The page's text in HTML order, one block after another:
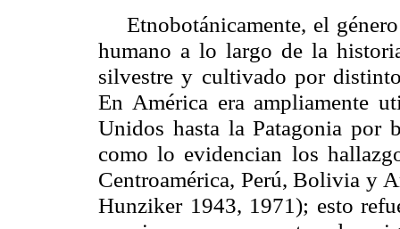
Etnobotánicamente, el
humano a lo largo de la
silvestre y cultivado por
En América era ampliamente
Unidos hasta la Patagonia por
como lo evidencian los
Centroamérica, Perú, Bolivia y
Hunziker 1943, 1971); esto